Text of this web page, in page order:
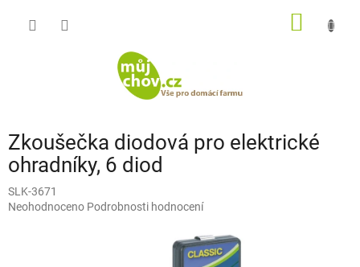
Zkoušečka diodová pro elektrické
ohradníky, 6 diod
SLK-3671
Průměrné
Neohodnoceno Podrobnosti hodnocení